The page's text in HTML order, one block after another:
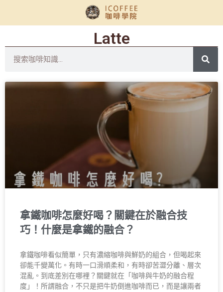
Latte
拿鐵咖啡怎麼好喝？關鍵在於融合技
巧！什麼是拿鐵的融合？
拿鐵咖啡看似簡單，只有濃縮咖啡與鮮奶的組合，但喝起來
卻能千變萬化。有時一口滑順柔和，有時卻苦澀分離、層次
混亂。到底差別在哪裡？關鍵就在「咖啡與牛奶的融合程
度」！所謂融合，不只是把牛奶倒進咖啡而已，而是讓兩者